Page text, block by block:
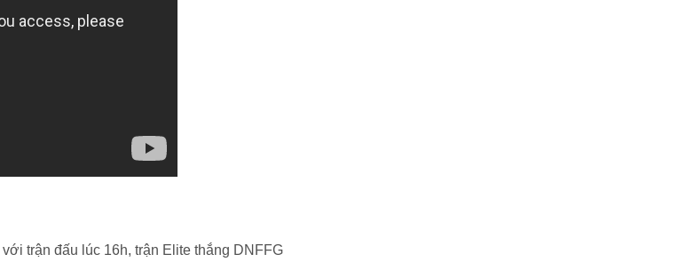
trận đấu lúc 16h, trận Elite thắng DNFFG